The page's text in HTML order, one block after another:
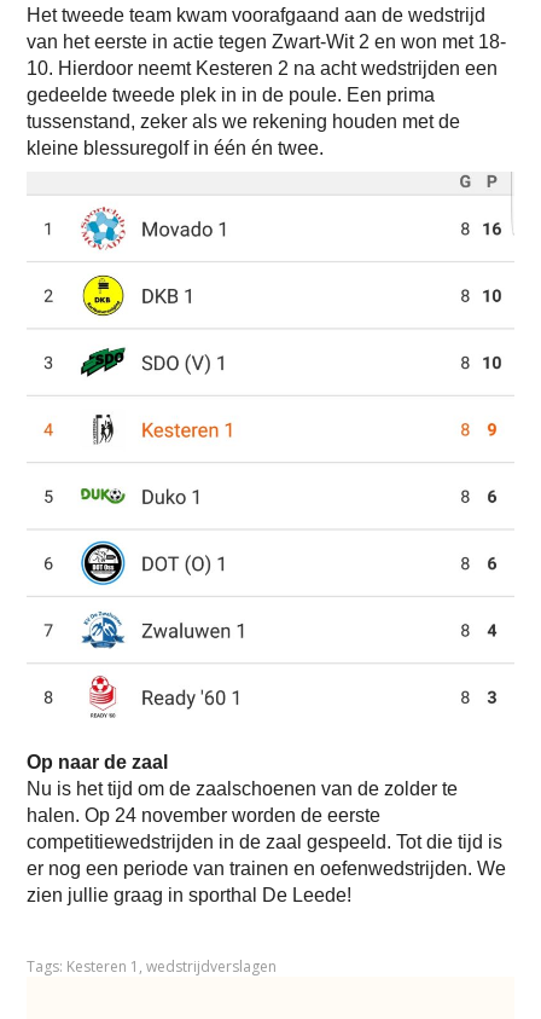
Het tweede team kwam voorafgaand aan de wedstrijd
van het eerste in actie tegen Zwart-Wit 2 en won met 18-
10. Hierdoor neemt Kesteren 2 na acht wedstrijden een
gedeelde tweede plek in in de poule. Een prima
tussenstand, zeker als we rekening houden met de
kleine blessuregolf in één én twee.
Op naar de zaal
Nu is het tijd om de zaalschoenen van de zolder te
halen. Op 24 november worden de eerste
competitiewedstrijden in de zaal gespeeld. Tot die tijd is
er nog een periode van trainen en oefenwedstrijden. We
zien jullie graag in sporthal De Leede!
Tags: Kesteren 1 ,wedstrijdverslagen